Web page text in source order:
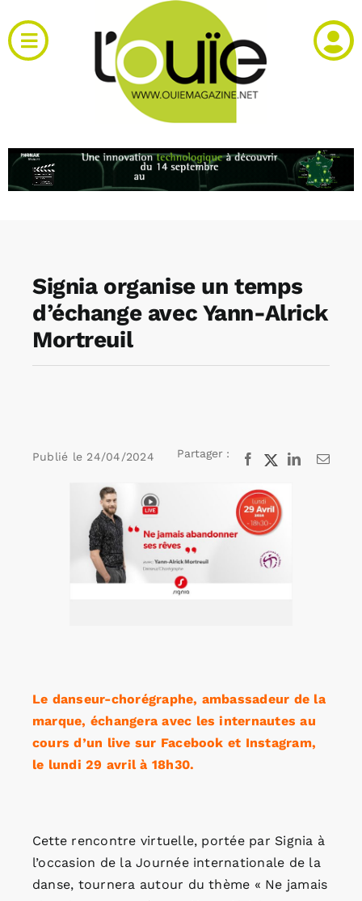
au
contenu
Toggle
Navigation
RH et emploi
Agenda
Signia organise un temps
d’échange avec Yann-Alrick
Mortreuil
Publié le 24/04/2024 Partager : Facebook
X LinkedInEmail
Le danseur-chorégraphe, ambassadeur de la
marque, échangera avec les internautes au
cours d’un live sur Facebook et Instagram,
le lundi 29 avril à 18h30.
Cette rencontre virtuelle, portée par Signia à
l’occasion de la Journée internationale de la
danse, tournera autour du thème « Ne jamais